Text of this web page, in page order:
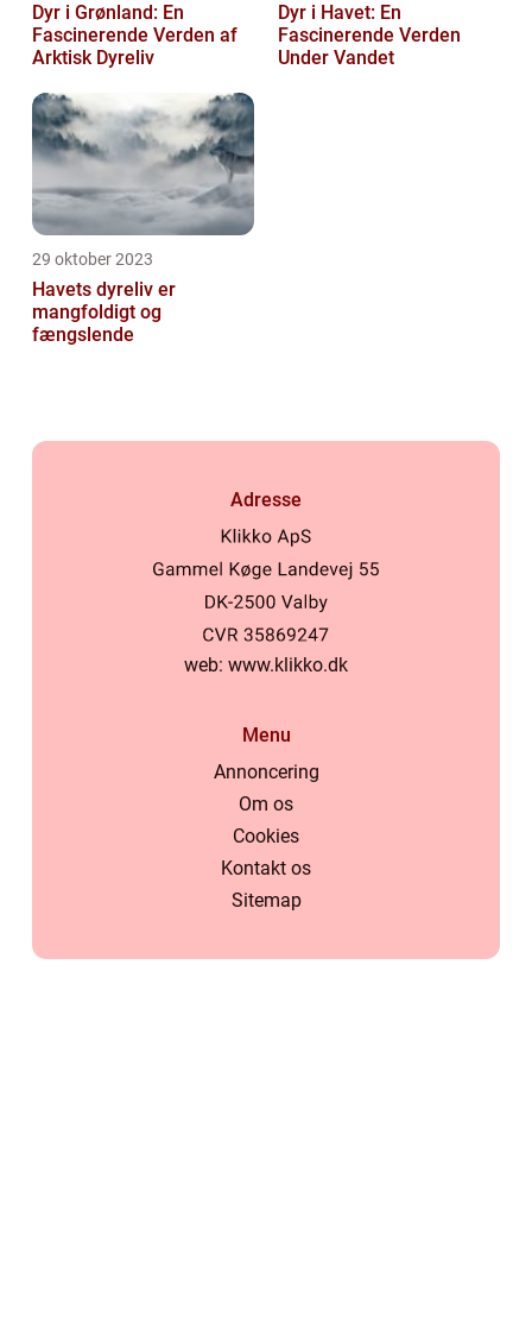
Dyr i Grønland: En
Fascinerende Verden af
Arktisk Dyreliv
Dyr i Havet: En
Fascinerende Verden
Under Vandet
29 oktober 2023
Havets dyreliv er
mangfoldigt og
fængslende
Adresse
web: www.klikko.dk
Menu
Annoncering
Om os
Cookies
Kontakt os
Sitemap